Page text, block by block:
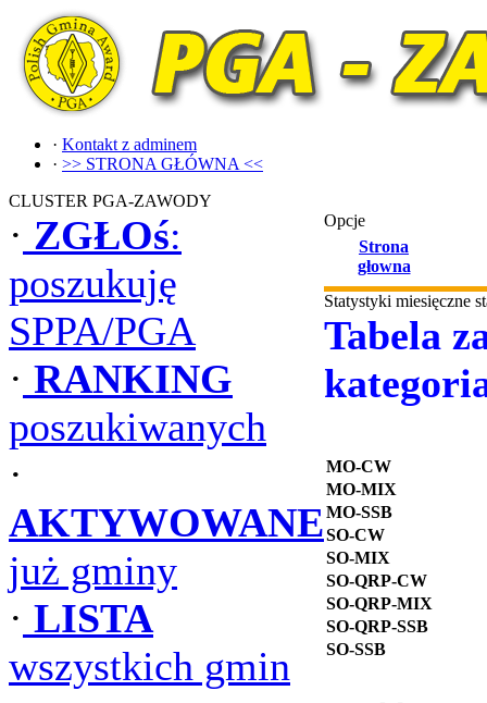
· Kontakt z adminem
· >> STRONA GŁÓWNA <<
CLUSTER PGA-ZAWODY
· ZGŁOś:
poszukuję
SPPA/PGA
· RANKING
poszukiwanych
·
AKTYWOWANE
już gminy
· LISTA
wszystkich gmin
Opcje
Strona
głowna
Statystyki miesięczne
Tabela
MO-CW
MO-MIX
MO-SSB
SO-CW
SO-MIX
SO-QRP-CW
SO-QRP-MIX
SO-QRP-SSB
SO-SSB